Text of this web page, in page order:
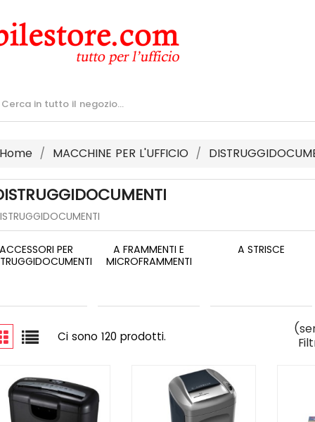
MACCHINE PER L'UFFICIO
ACCESSORI PER
A FRAMMENTI E
MICROFRAMMENTI
A STRISCE
Ci sono 120 prodotti.